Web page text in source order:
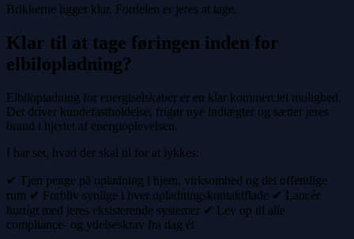
Brikkerne ligger klar. Fordelen er jeres at tage.
Klar til at tage føringen inden for
elbilopladning?
Elbilopladning for energiselskaber er en klar kommerciel mulighed.
Det driver kundefastholdelse, frigør nye indtægter og sætter jeres
brand i hjertet af energioplevelsen.
I har set, hvad der skal til for at lykkes:
✔ Tjen penge på opladning i hjem, virksomhed og det offentlige
rum ✔ Forbliv synlige i hver opladningskontaktflade ✔ Lancér
hurtigt med jeres eksisterende systemer ✔ Lev op til alle
compliance- og ydelseskrav fra dag ét